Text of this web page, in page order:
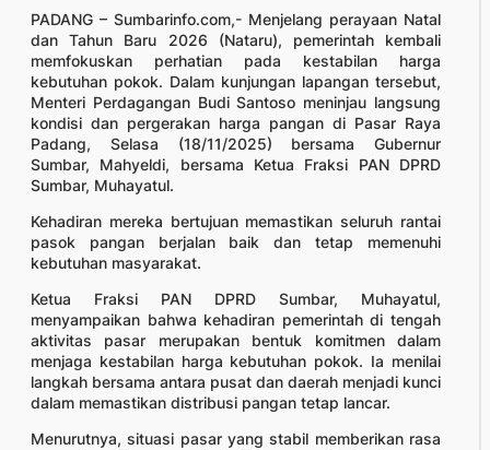
PADANG – Sumbarinfo.com,- Menjelang perayaan Natal
dan Tahun Baru 2026 (Nataru), pemerintah kembali
memfokuskan perhatian pada kestabilan harga
kebutuhan pokok. Dalam kunjungan lapangan tersebut,
Menteri Perdagangan Budi Santoso meninjau langsung
kondisi dan pergerakan harga pangan di Pasar Raya
Padang, Selasa (18/11/2025) bersama Gubernur
Sumbar, Mahyeldi, bersama Ketua Fraksi PAN DPRD
Sumbar, Muhayatul.
Kehadiran mereka bertujuan memastikan seluruh rantai
pasok pangan berjalan baik dan tetap memenuhi
kebutuhan masyarakat.
Ketua Fraksi PAN DPRD Sumbar, Muhayatul,
menyampaikan bahwa kehadiran pemerintah di tengah
aktivitas pasar merupakan bentuk komitmen dalam
menjaga kestabilan harga kebutuhan pokok. Ia menilai
langkah bersama antara pusat dan daerah menjadi kunci
dalam memastikan distribusi pangan tetap lancar.
Menurutnya, situasi pasar yang stabil memberikan rasa